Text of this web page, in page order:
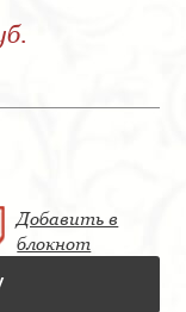
Добавить в
блокнот